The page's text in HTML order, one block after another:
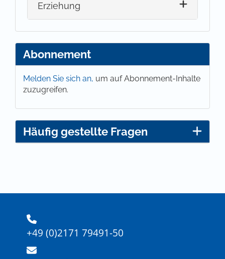
Erziehung
Abonnement
Melden Sie sich an, um auf Abonnement-Inhalte
zuzugreifen.
Häufig gestellte Fragen
+49 (0)2171 79491-50